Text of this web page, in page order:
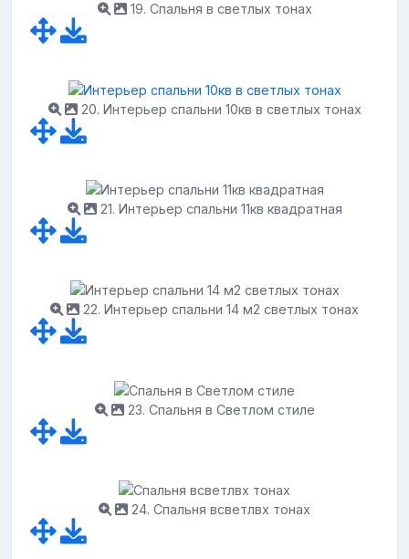
19. Спальня в светлых тонах
20. Интерьер спальни 10кв в светлых тонах
21. Интерьер спальни 11кв квадратная
22. Интерьер спальни 14 м2 светлых тонах
23. Спальня в Светлом стиле
24. Спальня всветлвх тонах